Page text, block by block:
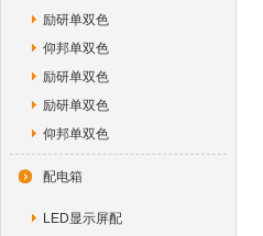
励研单双色
仰邦单双色
励研单双色
励研单双色
仰邦单双色
配电箱
LED显示屏配